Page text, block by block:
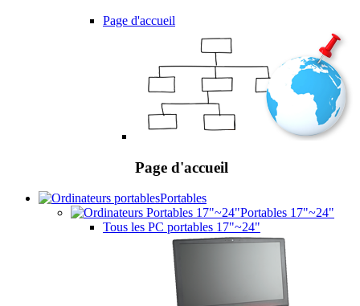
Page d'accueil
Page d'accueil
Portables
Portables 17"~24"
Tous les PC portables 17"~24"